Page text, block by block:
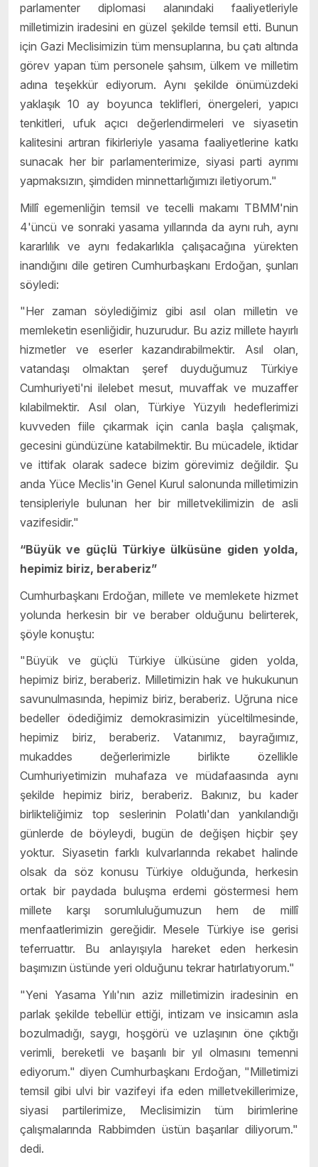
parlamenter diplomasi alanındaki faaliyetleriyle
milletimizin iradesini en güzel şekilde temsil etti. Bunun
için Gazi Meclisimizin tüm mensuplarına, bu çatı altında
görev yapan tüm personele şahsım, ülkem ve milletim
adına teşekkür ediyorum. Aynı şekilde önümüzdeki
yaklaşık 10 ay boyunca teklifleri, önergeleri, yapıcı
tenkitleri, ufuk açıcı değerlendirmeleri ve siyasetin
kalitesini artıran fikirleriyle yasama faaliyetlerine katkı
sunacak her bir parlamenterimize, siyasi parti ayrımı
yapmaksızın, şimdiden minnettarlığımızı iletiyorum."
Millî egemenliğin temsil ve tecelli makamı TBMM'nin
4'üncü ve sonraki yasama yıllarında da aynı ruh, aynı
kararlılık ve aynı fedakarlıkla çalışacağına yürekten
inandığını dile getiren Cumhurbaşkanı Erdoğan, şunları
söyledi:
"Her zaman söylediğimiz gibi asıl olan milletin ve
memleketin esenliğidir, huzurudur. Bu aziz millete hayırlı
hizmetler ve eserler kazandırabilmektir. Asıl olan,
vatandaşı olmaktan şeref duyduğumuz Türkiye
Cumhuriyeti'ni ilelebet mesut, muvaffak ve muzaffer
kılabilmektir. Asıl olan, Türkiye Yüzyılı hedeflerimizi
kuvveden fiile çıkarmak için canla başla çalışmak,
gecesini gündüzüne katabilmektir. Bu mücadele, iktidar
ve ittifak olarak sadece bizim görevimiz değildir. Şu
anda Yüce Meclis'in Genel Kurul salonunda milletimizin
tensipleriyle bulunan her bir milletvekilimizin de asli
vazifesidir."
“Büyük ve güçlü Türkiye ülküsüne giden yolda,
hepimiz biriz, beraberiz”
Cumhurbaşkanı Erdoğan, millete ve memlekete hizmet
yolunda herkesin bir ve beraber olduğunu belirterek,
şöyle konuştu:
"Büyük ve güçlü Türkiye ülküsüne giden yolda,
hepimiz biriz, beraberiz. Milletimizin hak ve hukukunun
savunulmasında, hepimiz biriz, beraberiz. Uğruna nice
bedeller ödediğimiz demokrasimizin yüceltilmesinde,
hepimiz biriz, beraberiz. Vatanımız, bayrağımız,
mukaddes değerlerimizle birlikte özellikle
Cumhuriyetimizin muhafaza ve müdafaasında aynı
şekilde hepimiz biriz, beraberiz. Bakınız, bu kader
birlikteliğimiz top seslerinin Polatlı'dan yankılandığı
günlerde de böyleydi, bugün de değişen hiçbir şey
yoktur. Siyasetin farklı kulvarlarında rekabet halinde
olsak da söz konusu Türkiye olduğunda, herkesin
ortak bir paydada buluşma erdemi göstermesi hem
millete karşı sorumluluğumuzun hem de millî
menfaatlerimizin gereğidir. Mesele Türkiye ise gerisi
teferruattır. Bu anlayışıyla hareket eden herkesin
başımızın üstünde yeri olduğunu tekrar hatırlatıyorum."
"Yeni Yasama Yılı'nın aziz milletimizin iradesinin en
parlak şekilde tebellür ettiği, intizam ve insicamın asla
bozulmadığı, saygı, hoşgörü ve uzlaşının öne çıktığı
verimli, bereketli ve başarılı bir yıl olmasını temenni
ediyorum." diyen Cumhurbaşkanı Erdoğan, "Milletimizi
temsil gibi ulvi bir vazifeyi ifa eden milletvekillerimize,
siyasi partilerimize, Meclisimizin tüm birimlerine
çalışmalarında Rabbimden üstün başarılar diliyorum."
dedi.